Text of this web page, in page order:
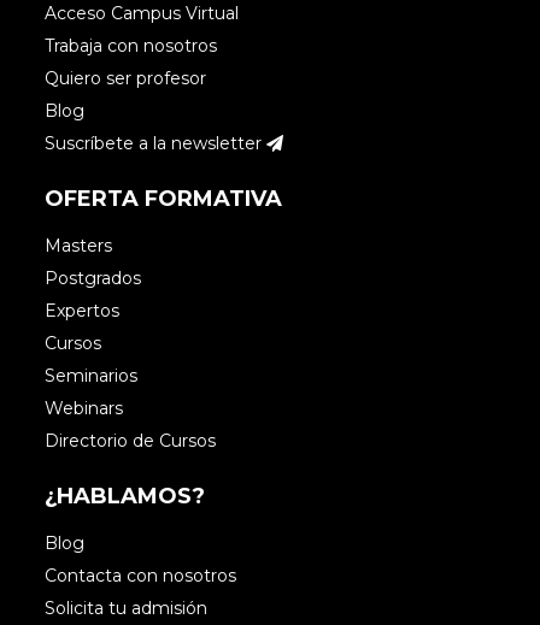
Acceso Campus Virtual
Trabaja con nosotros
Quiero ser profesor
Blog
Suscríbete a la newsletter
OFERTA FORMATIVA
Masters
Postgrados
Expertos
Cursos
Seminarios
Webinars
Directorio de Cursos
¿HABLAMOS?
Blog
Contacta con nosotros
Solicita tu admisión